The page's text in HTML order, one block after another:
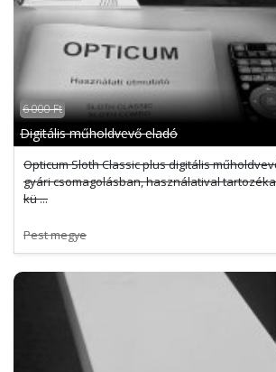
6 000 Ft
Digitális műholdvevő eladó
Opticum Sloth Classic plus digitális
gyári csomagolásban, használatival
kü ...
Pest megye